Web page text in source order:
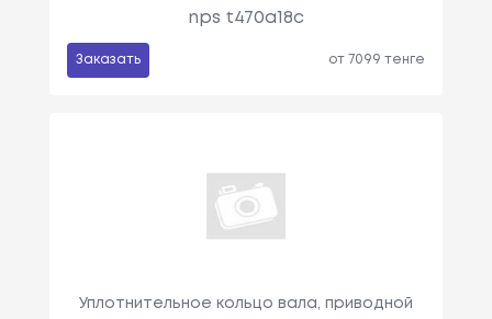
nps t470a18c
Заказать от 7099 тенге
Уплотнительное кольцо вала, приводной